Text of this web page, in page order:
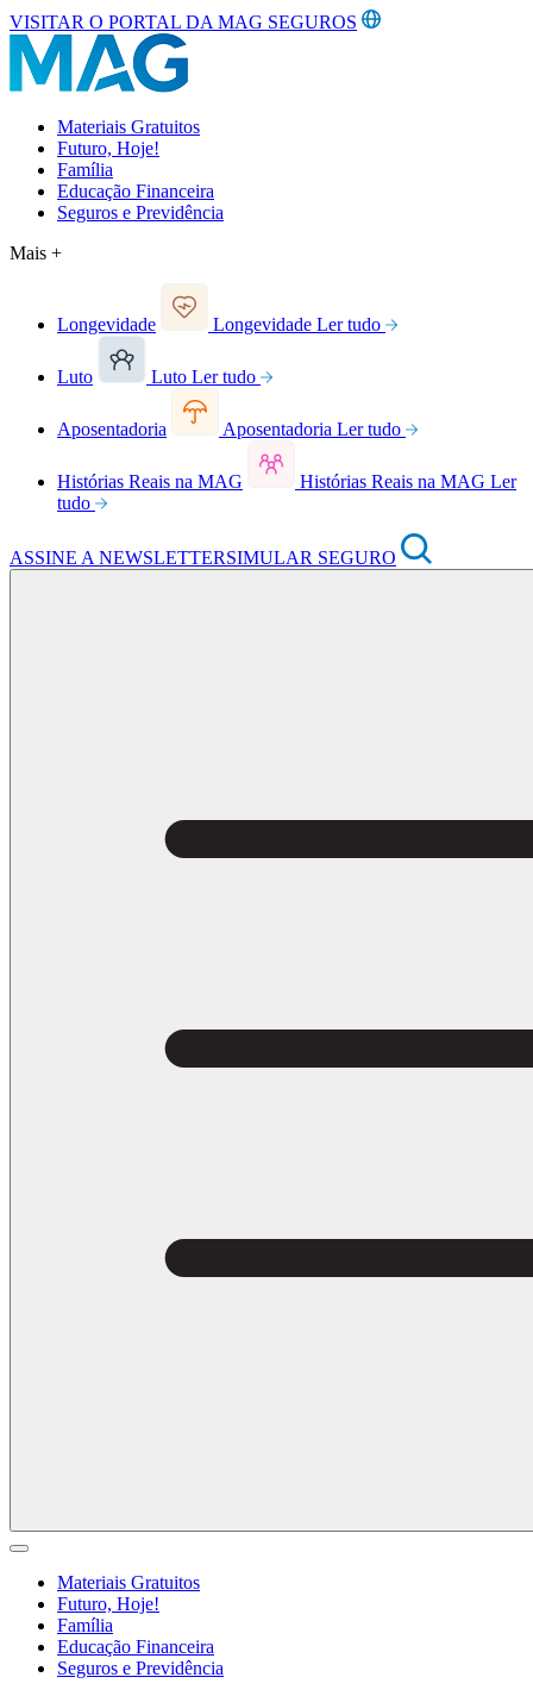
VISITAR O PORTAL DA MAG SEGUROS
Materiais Gratuitos
Futuro, Hoje!
Família
Educação Financeira
Seguros e Previdência
Mais +
Longevidade Longevidade Ler tudo
Luto Luto Ler tudo
Aposentadoria Aposentadoria Ler tudo
Histórias Reais na MAG Histórias Reais na MAG Ler
tudo
ASSINE A NEWSLETTERSIMULAR SEGURO
Materiais Gratuitos
Futuro, Hoje!
Família
Educação Financeira
Seguros e Previdência